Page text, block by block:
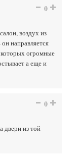
0
воздух из
направляется
огромные
а еще и
0
двери из той